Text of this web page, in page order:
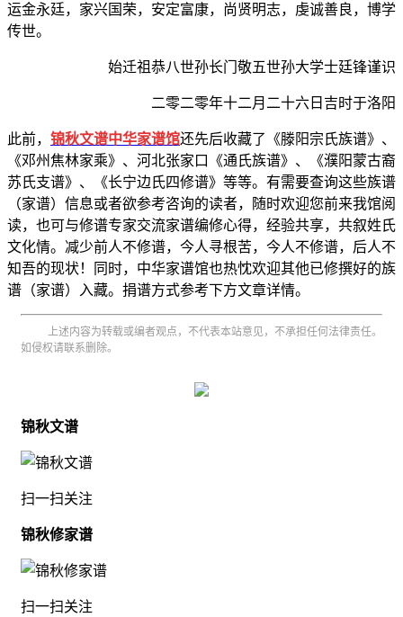
运金永廷，家兴国荣，安定富康，尚贤明志，虔诚善良，博学
传世。
始迁祖恭八世孙长门敬五世孙大学士廷锋谨识
二零二零年十二月二十六日吉时于洛阳
此前， 锦秋文谱中华家谱馆还先后收藏了《滕阳宗氏族谱》、
《邓州焦林家乘》、河北张家口《通氏族谱》、《濮阳蒙古裔
苏氏支谱》、《长宁边氏四修谱》等等。有需要查询这些族谱
（家谱）信息或者欲参考咨询的读者，随时欢迎您前来我馆阅
读，也可与修谱专家交流家谱编修心得，经验共享，共叙姓氏
文化情。减少前人不修谱，今人寻根苦，今人不修谱，后人不
知吾的现状！同时，中华家谱馆也热忱欢迎其他已修撰好的族
谱（家谱）入藏。捐谱方式参考下方文章详情。
上述内容为转载或编者观点，不代表本站意见，不承担任何法律责任。
如侵权请联系删除。
锦秋文谱
扫一扫关注
锦秋修家谱
扫一扫关注